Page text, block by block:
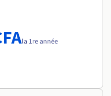
la 1re année